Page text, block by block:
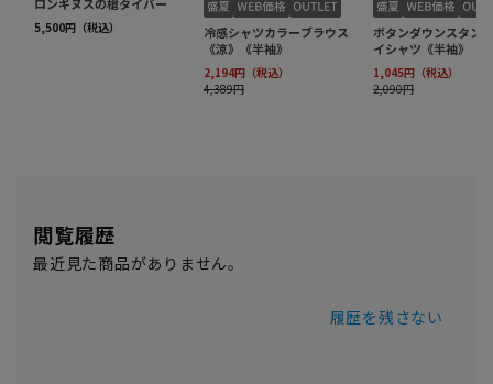
閲覧履歴
最近見た商品がありません。
履歴を残さない